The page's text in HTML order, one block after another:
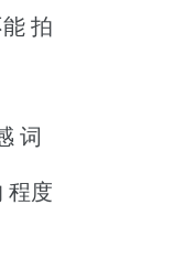
拍
词
程度